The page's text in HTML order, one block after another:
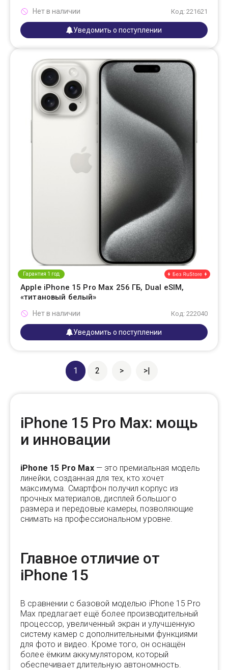
Код: 221621
Нет в наличии
Уведомить о поступлении
Гарантия 1 год
Apple iPhone 15 Pro Max 256 ГБ, Dual eSIM,
«титановый белый»
Код: 222040
Нет в наличии
Уведомить о поступлении
1 2 > >|
iPhone 15 Pro Max: мощь
и инновации
iPhone 15 Pro Max— это премиальная модель
линейки, созданная для тех, кто хочет
максимума. Смартфон получил корпус из
прочных материалов, дисплей большого
размера и передовые камеры, позволяющие
снимать на профессиональном уровне.
Главное отличие от
iPhone 15
В сравнении с базовой моделью iPhone 15 Pro
Max предлагает ещё более производительный
процессор, увеличенный экран и улучшенную
систему камер с дополнительными функциями
для фото и видео. Кроме того, он оснащён
более ёмким аккумулятором, который
обеспечивает длительную автономность.